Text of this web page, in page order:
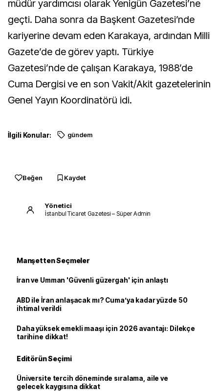
müdür yardımcısı olarak Yenigün Gazetesi’ne
geçti. Daha sonra da Başkent Gazetesi’nde
kariyerine devam eden Karakaya, ardından Milli
Gazete’de de görev yaptı. Türkiye
Gazetesi’nde de çalışan Karakaya, 1988’de
Cuma Dergisi ve en son Vakit/Akit gazetelerinin
Genel Yayın Koordinatörü idi.
İlgili Konular: gündem
Beğen Kaydet
Yönetici
İstanbul Ticaret Gazetesi – Süper Admin
Manşetten Seçmeler
İran ve Umman 'Güvenli güzergah' için anlaştı
ABD ile İran anlaşacak mı? Cuma’ya kadar yüzde 50
ihtimal verildi
Daha yüksek emekli maaşı için 2026 avantajı: Dilekçe
tarihine dikkat!
Editörün Seçimi
Üniversite tercih döneminde sıralama, aile ve
gelecek kaygısına dikkat